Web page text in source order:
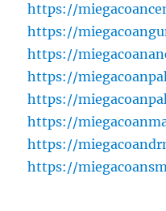
https://
https://
https://
https://
https://
https://
https://
https://